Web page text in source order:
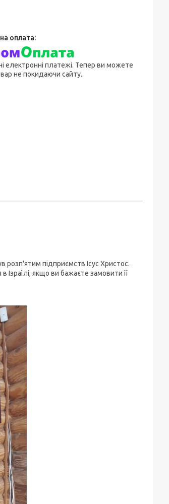
електронні платежі. Тепер ви можете
не покидаючи сайту.
розп'ятим підприємств Ісус Христос.
якщо ви бажаєте замовити її